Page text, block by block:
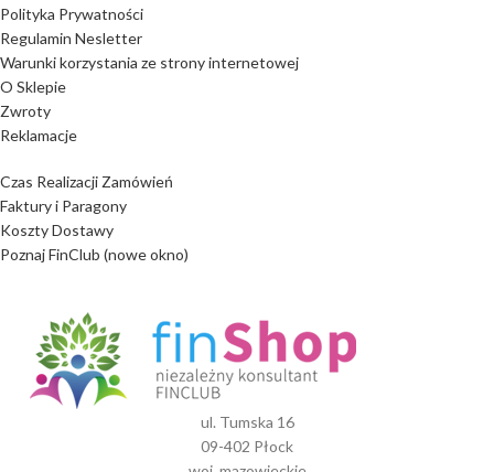
Polityka Prywatności
Regulamin Nesletter
Warunki korzystania ze strony internetowej
O Sklepie
Zwroty
Reklamacje
Czas Realizacji Zamówień
Faktury i Paragony
Koszty Dostawy
Poznaj FinClub (nowe okno)
ul. Tumska 16
09-402 Płock